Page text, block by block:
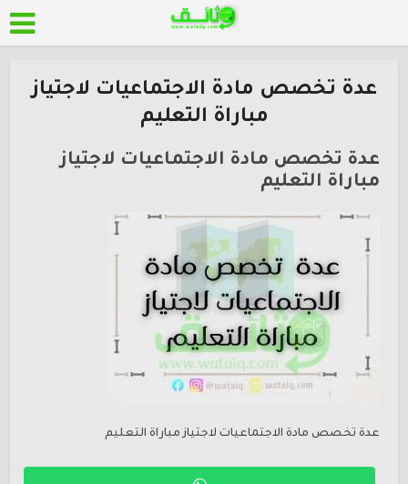
عدة تخصص مادة الاجتماعيات لاجتياز
مباراة التعليم
عدة تخصص مادة الاجتماعيات لاجتياز
مباراة التعليم
عدة تخصص مادة الاجتماعيات لاجتياز مباراة التعليم